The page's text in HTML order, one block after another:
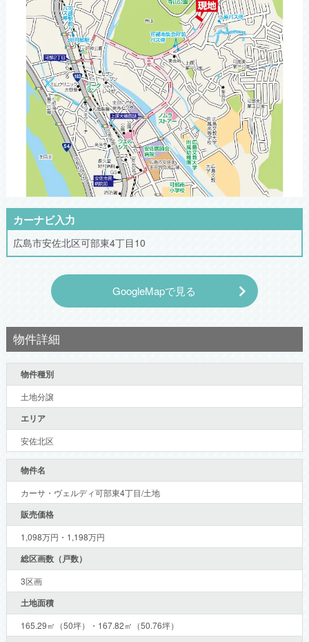
カーナビ入力
広島市安佐北区可部東4丁目10
GoogleMapで見る
物件詳細
物件種別
土地分譲
エリア
安佐北区
物件名
カーサ・ヴェルディ可部東4丁目/土地
販売価格
1,098万円・1,198万円
総区画数（戸数）
3区画
土地面積
165.29㎡（50坪）・167.82㎡（50.76坪）